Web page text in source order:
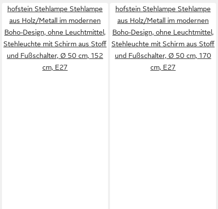
hofstein Stehlampe Stehlampe
aus Holz/Metall im modernen
Boho-Design, ohne Leuchtmittel,
Stehleuchte mit Schirm aus Stoff
und Fußschalter, Ø 50 cm, 152
cm, E27
hofstein Stehlampe Stehlampe
aus Holz/Metall im modernen
Boho-Design, ohne Leuchtmittel,
Stehleuchte mit Schirm aus Stoff
und Fußschalter, Ø 50 cm, 170
cm, E27